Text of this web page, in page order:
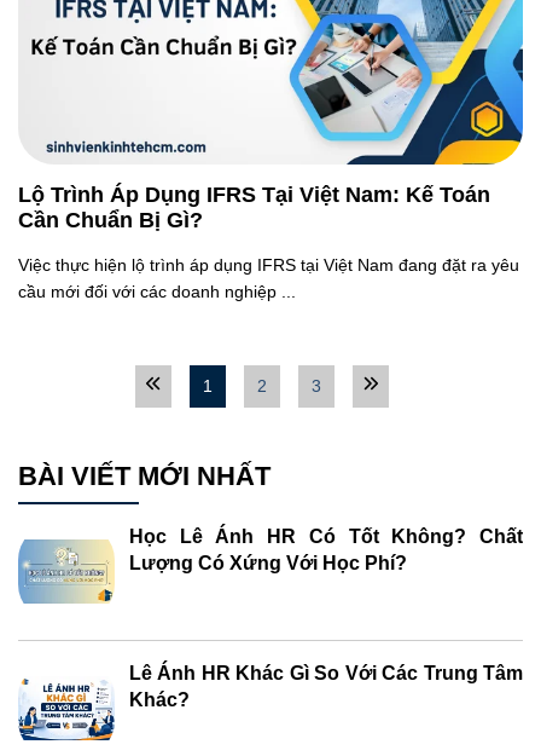
Lộ Trình Áp Dụng IFRS Tại Việt Nam: Kế Toán
Cần Chuẩn Bị Gì?
Việc thực hiện lộ trình áp dụng IFRS tại Việt Nam đang đặt ra yêu
cầu mới đối với các doanh nghiệp ...
1 2 3
BÀI VIẾT MỚI NHẤT
Học Lê Ánh HR Có Tốt Không? Chất
Lượng Có Xứng Với Học Phí?
Lê Ánh HR Khác Gì So Với Các Trung Tâm
Khác?